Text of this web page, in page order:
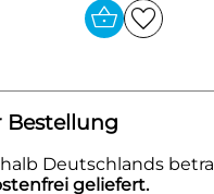
Bestellung
Deutschlands
geliefert.